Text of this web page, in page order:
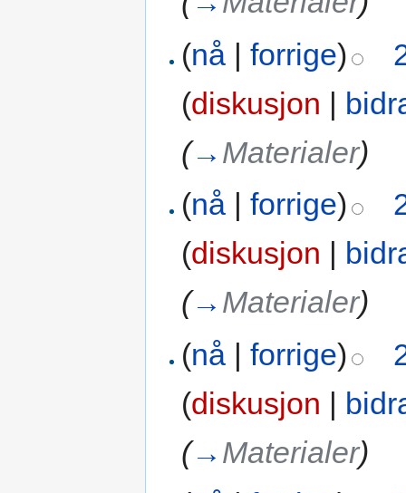
(nå |forrige)
(diskusjon |
(→ Materialer)
(nå |forrige)
(diskusjon |
(→ Materialer)
(nå |forrige)
(diskusjon |
(→ Materialer)